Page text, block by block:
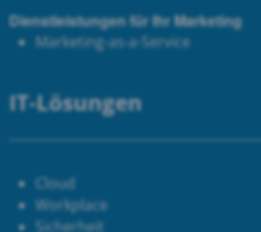
Dienstleistungen für Ihr Marketing
Marketing-as-a-Service
IT-Lösungen
Cloud
Workplace
Sicherheit